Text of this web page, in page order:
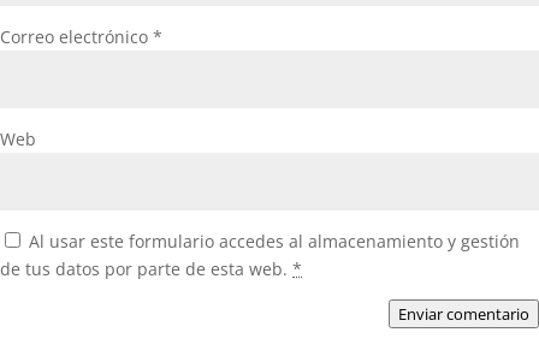
Correo electrónico *
Web
Al usar este formulario accedes al almacenamiento y gestión
de tus datos por parte de esta web. *
Enviar comentario